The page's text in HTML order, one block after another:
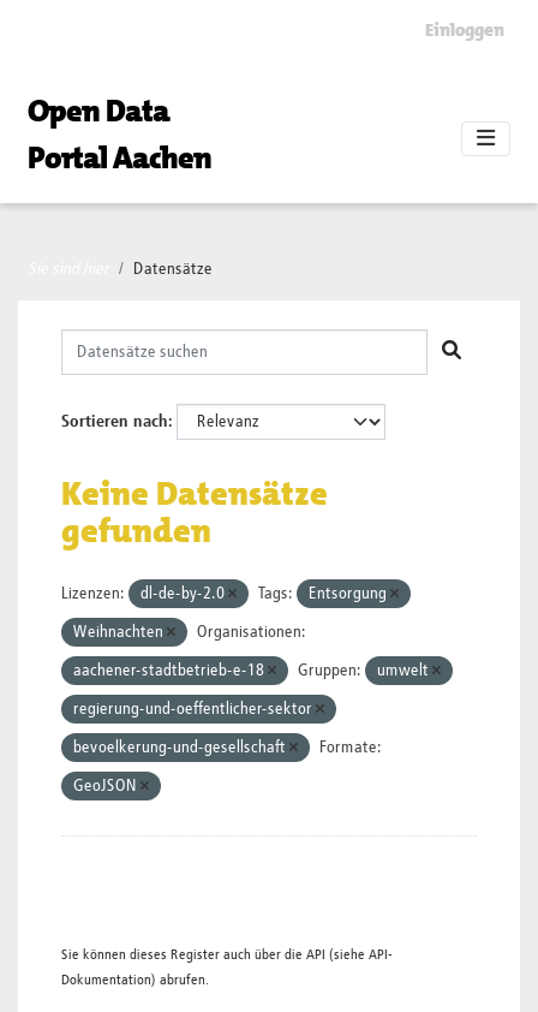
Einloggen
Open Data
Portal Aachen
Datensätze
Sortieren nach
Keine Datensätze
gefunden
Lizenzen: dl-de-by-2.0 Tags: Entsorgung
Weihnachten Organisationen:
aachener-stadtbetrieb-e-18 Gruppen: umwelt
regierung-und-oeffentlicher-sektor
bevoelkerung-und-gesellschaft Formate:
GeoJSON
Sie können dieses Register auch über die API (siehe API-
Dokumentation) abrufen.